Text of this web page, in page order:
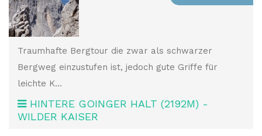
Traumhafte Bergtour die zwar als schwarzer
Bergweg einzustufen ist, jedoch gute Griffe für
leichte K...
HINTERE GOINGER HALT (2192M) -
WILDER KAISER